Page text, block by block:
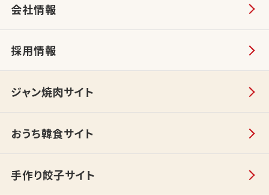
会社情報
採用情報
ジャン焼肉サイト
おうち韓食サイト
手作り餃子サイト